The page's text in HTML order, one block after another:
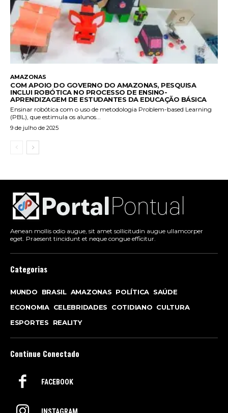
AMAZONAS
COM APOIO DO GOVERNO DO AMAZONAS, PESQUISA
INCLUI ROBÓTICA NO PROCESSO DE ENSINO-
APRENDIZAGEM DE ESTUDANTES DA EDUCAÇÃO BÁSICA
Ensinar robótica com o uso de metodologia Problem-based Learning
(PBL), que estimula os alunos...
9 de julho de 2025
Aenean mollis odio augue, sit amet sollicitudin augue ullamcorper
eget. Praesent tincidunt et neque congue efficitur.
Categorias
MUNDO BRASIL AMAZONAS POLÍTICA SAÚDE
ECONOMIA CELEBRIDADES COTIDIANO CULTURA
ESPORTES
REALITY
Continue Conectado
FACEBOOK